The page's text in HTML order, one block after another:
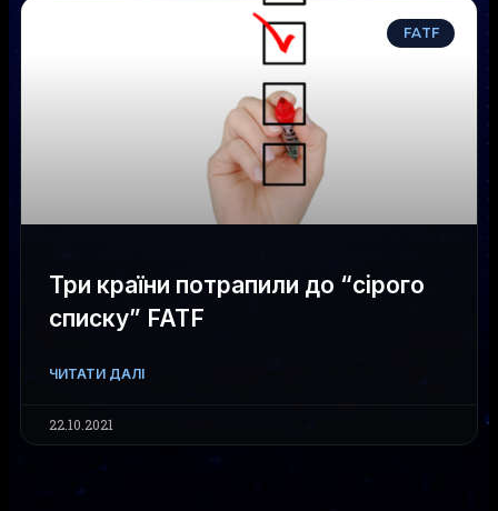
FATF
Три країни потрапили до “сірого
списку” FATF
ЧИТАТИ ДАЛІ
22.10.2021